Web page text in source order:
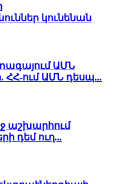
կունենան
ԱՄՆ
ՀՀ-ում ԱՄՆ դեսպ...
աշխարհում
դեմ ուղ...